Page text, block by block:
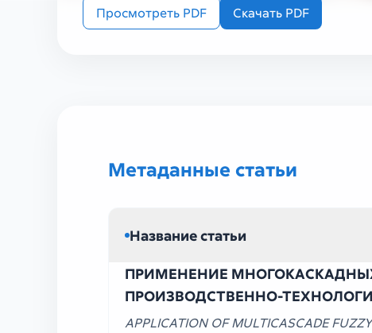
2025 год
УЗ ТЕХ VII (87)
Просмотреть PDF Скачать PDF
Метаданные статьи
Название статьи
ПРИМЕНЕНИЕ
ПРОИЗВОДСТВЕННО-
APPLICATION OF MULTICASCADE